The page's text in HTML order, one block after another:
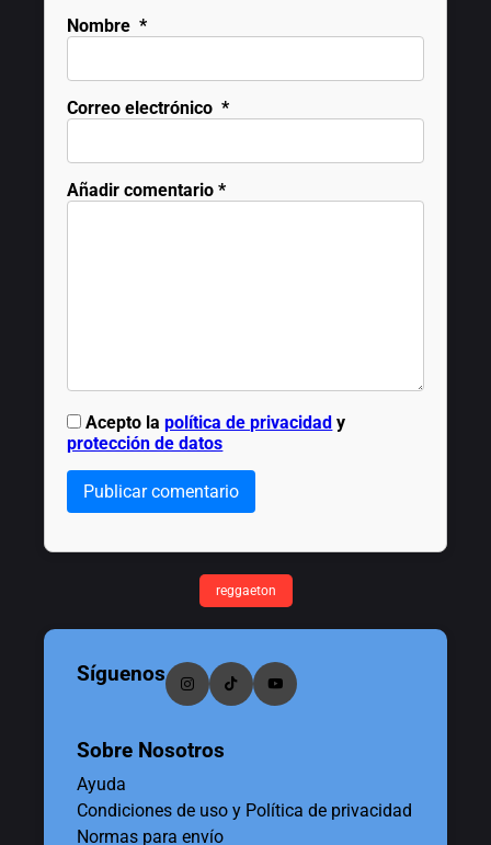
Nombre *
Correo electrónico *
Añadir comentario *
Acepto lapolítica de privacidad y
protección de datos
Publicar comentario
reggaeton
Síguenos
Sobre Nosotros
Ayuda
Condiciones de uso y Política de privacidad
Normas para envío